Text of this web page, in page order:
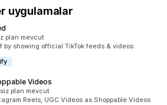
uygulamalar
plan mevcut
by showing official TikTok feeds & videos.
Videos
plan mevcut
Reels, UGC Videos as Shoppable Videos